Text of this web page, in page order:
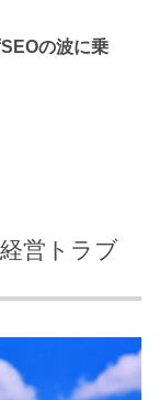
の波に乗
営トラブ